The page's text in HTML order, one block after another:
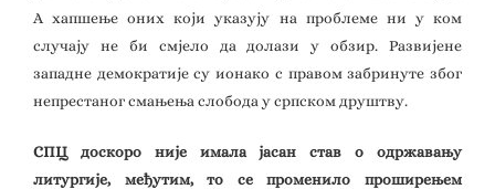
А хапшење оних који указују на проблеме ни у ком
случају не би смјело да долази у обзир. Развијене
западне демократије су ионако с правом забринуте због
непрестаног смањења слобода у српском друштву.
СПЦ доскоро није имала јасан став о одржавању
литургије, међутим, то се променило проширењем